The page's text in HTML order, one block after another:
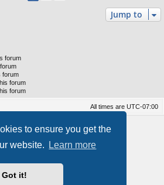
to ensure you get the
website.
Learn more
Got it!
Jump to
forum
forum
forum
forum
All times are UTC-07:00
® Forum Software © phpBB Limited
Hosting By RimuHosting
is located in London data center